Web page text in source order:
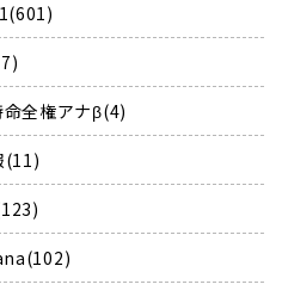
全権アナβ(4)
(11)